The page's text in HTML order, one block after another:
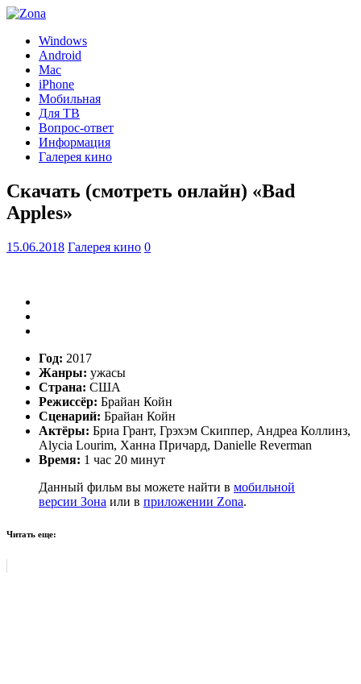
Windows
Android
Mac
iPhone
Мобильная
Для ТВ
Вопрос-ответ
Информация
Галерея кино
Скачать (смотреть онлайн) «Bad
Apples»
15.06.2018 Галерея кино 0
Год: 2017
Жанры: ужасы
Страна: США
Режиссёр: Брайан Койн
Сценарий: Брайан Койн
Актёры: Бриа Грант, Грэхэм Скиппер, Андреа Коллинз,
Alycia Lourim, Ханна Причард, Danielle Reverman
Время: 1 час 20 минут
Данный фильм вы можете найти в мобильной
версии Зона или в приложении Zona.
Читать еще: